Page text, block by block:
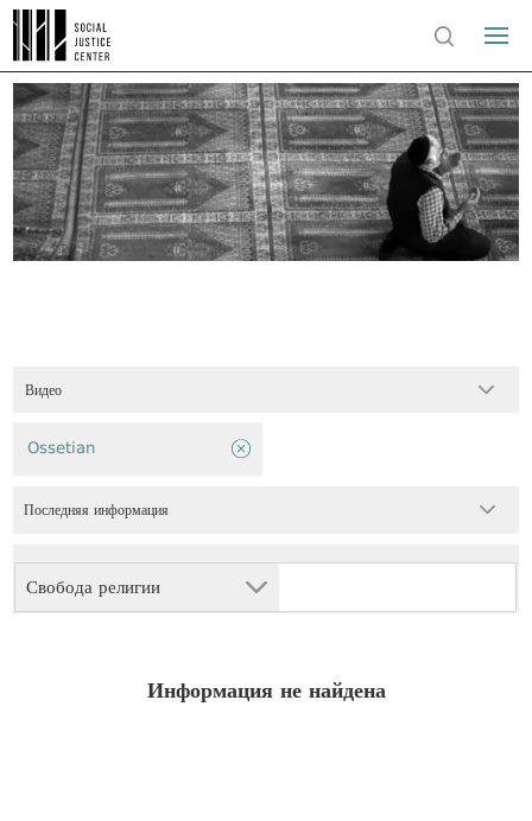
Видео
Свобода религии
Ossetian
Последняя информация
Информация не найдена